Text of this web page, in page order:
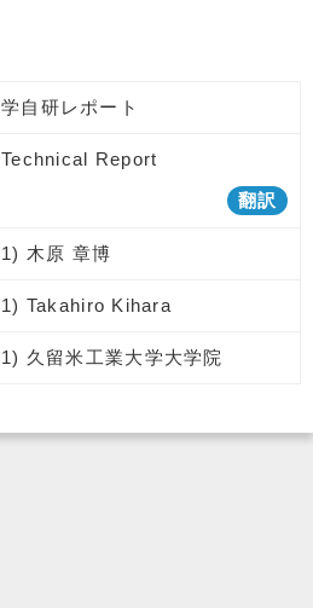
学自研レポート
Technical Report
翻訳
1) 木原 章博
1) Takahiro Kihara
1) 久留米工業大学大学院